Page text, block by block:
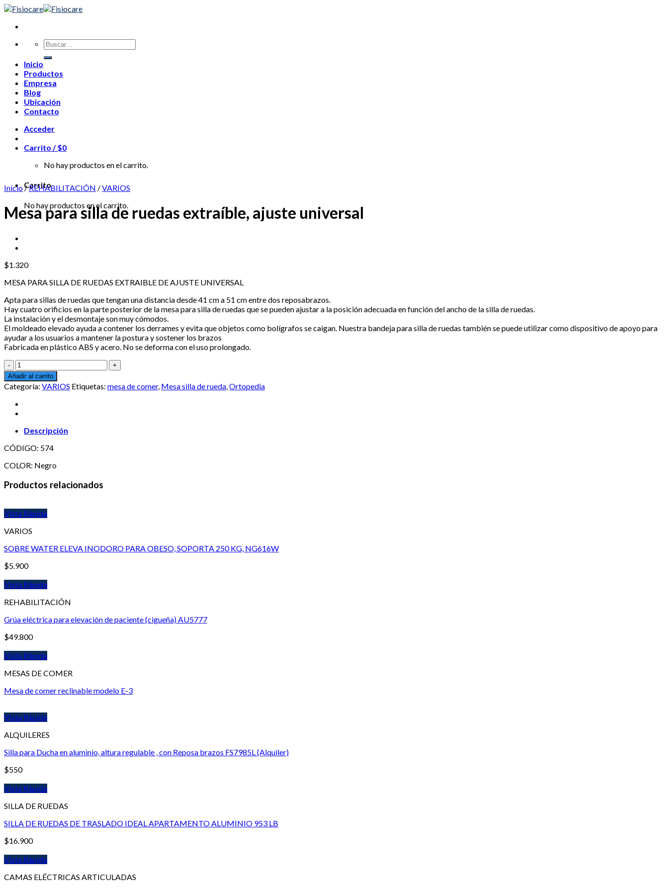
Skip
content
Buscar
por:
Inicio
Productos
Empresa
Blog
Ubicación
Contacto
Acceder
Carrito /$0
No hay productos en el carrito.
Carrito
No hay productos en el carrito.
Inicio/REHABILITACIÓN /VARIOS
Mesa para silla de ruedas extraíble, ajuste universal
$1.320
MESA PARA SILLA DE RUEDAS EXTRAIBLE DE AJUSTE UNIVERSAL
Apta para sillas de ruedas que tengan una distancia desde 41 cm a 51 cm entre dos reposabrazos.
Hay cuatro orificios en la parte posterior de la mesa para silla de ruedas que se pueden ajustar a la posición adecuada en función del ancho de la silla de ruedas.
La instalación y el desmontaje son muy cómodos.
El moldeado elevado ayuda a contener los derrames y evita que objetos como bolígrafos se caigan. Nuestra bandeja para silla de ruedas también se puede utilizar como dispositivo de apoyo para
ayudar a los usuarios a mantener la postura y sostener los brazos
Fabricada en plástico ABS y acero. No se deforma con el uso prolongado.
Mesa
para
silla
de
ruedas
extraíble,
universal
Añadir al carrito
Categoría: VARIOS Etiquetas: mesa de comer, Mesa silla de rueda,Ortopedia
Descripción
CÓDIGO: 574
COLOR: Negro
Productos relacionados
Vista Rápida
VARIOS
SOBRE WATER ELEVA INODORO PARA OBESO, SOPORTA 250 KG, NG616W
$5.900
Vista Rápida
REHABILITACIÓN
Grúa eléctrica para elevación de paciente (cigueña) AU5777
$49.800
Vista Rápida
MESAS DE COMER
Mesa de comer reclinable modelo E-3
Vista Rápida
ALQUILERES
Silla para Ducha en aluminio, altura regulable , con Reposa brazos FS7985L (Alquiler)
$550
Vista Rápida
SILLA DE RUEDAS
SILLA DE RUEDAS DE TRASLADO IDEAL APARTAMENTO ALUMINIO 953 LB
$16.900
Vista Rápida
CAMAS ELÉCTRICAS ARTICULADAS